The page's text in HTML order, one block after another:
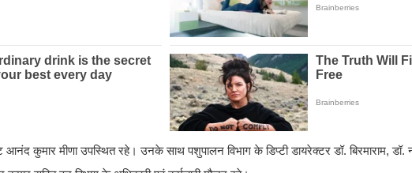
कुमार मीणा उपस्थित रहे। उनके साथ पशुपालन विभाग के डिप्टी डायरेक्टर डॉ. बिरमाराम, डॉ.